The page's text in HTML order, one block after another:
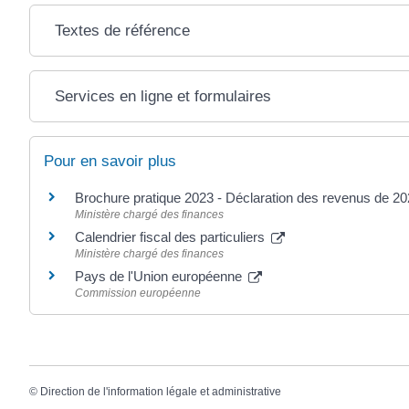
Textes de référence
Services en ligne et formulaires
Pour en savoir plus
Brochure pratique 2023 - Déclaration des revenus de
Ministère chargé des finances
Calendrier fiscal des particuliers
Ministère chargé des finances
Pays de l'Union européenne
Commission européenne
© Direction de l'information légale et administrative